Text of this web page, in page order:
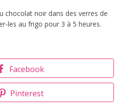
chocolat noir dans des verres de
les au frigo pour 3 à 5 heures.
Facebook
Pinterest